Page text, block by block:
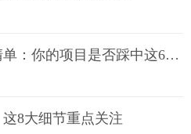
三维动画制作常见问题清单：你的项目是否踩中这6大技术雷区？
8大细节重点关注